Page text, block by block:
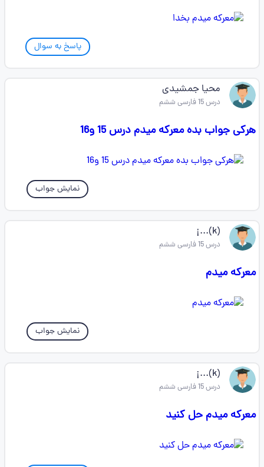
پاسخ به سوال
محیا جمشیدی
درس 15 فارسی ششم
هرکی جواب بده معرکه میدم درس 15 و16
نمایش جواب
(k)...¡
درس 15 فارسی ششم
معرکه میدم
نمایش جواب
(k)...¡
درس 15 فارسی ششم
معرکه میدم حل کنید